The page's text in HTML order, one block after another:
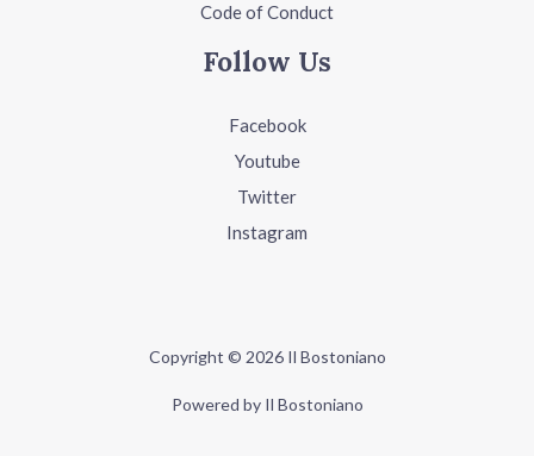
Code of Conduct
Follow Us
Facebook
Youtube
Twitter
Instagram
Copyright © 2026 Il Bostoniano
Powered by Il Bostoniano